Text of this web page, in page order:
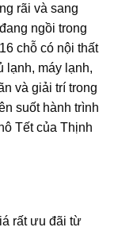
rãi và sang
ngồi trong
chỗ có nội thất
lạnh, máy lạnh,
và giải trí trong
suốt hành trình
Tết của Thịnh
rất ưu đãi từ